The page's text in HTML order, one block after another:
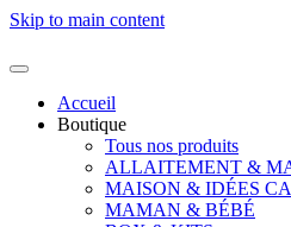
Skip to main content
Accueil
Boutique
Tous nos produits
ALLAITEMENT &
MAISON & IDÉES
MAMAN & BÉBÉ